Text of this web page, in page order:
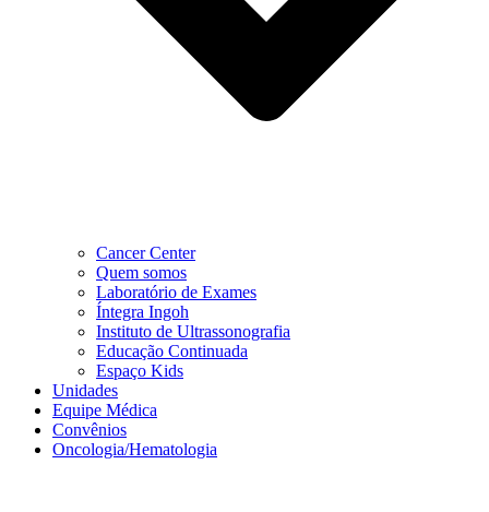
Cancer Center
Quem somos
Laboratório de Exames
Íntegra Ingoh
Instituto de Ultrassonografia
Educação Continuada
Espaço Kids
Unidades
Equipe Médica
Convênios
Oncologia/Hematologia